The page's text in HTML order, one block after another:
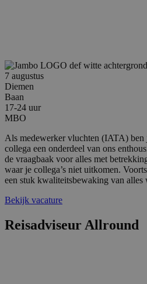
7 augustus
Diemen
Baan
17-24 uur
MBO
Als medewerker vluchten (IATA) ben
collega een onderdeel van ons
de vraagbaak voor alles met
waar je collega’s niet uitkomen.
een stuk kwaliteitsbewaking van alles
Bekijk vacature
Reisadviseur Allround